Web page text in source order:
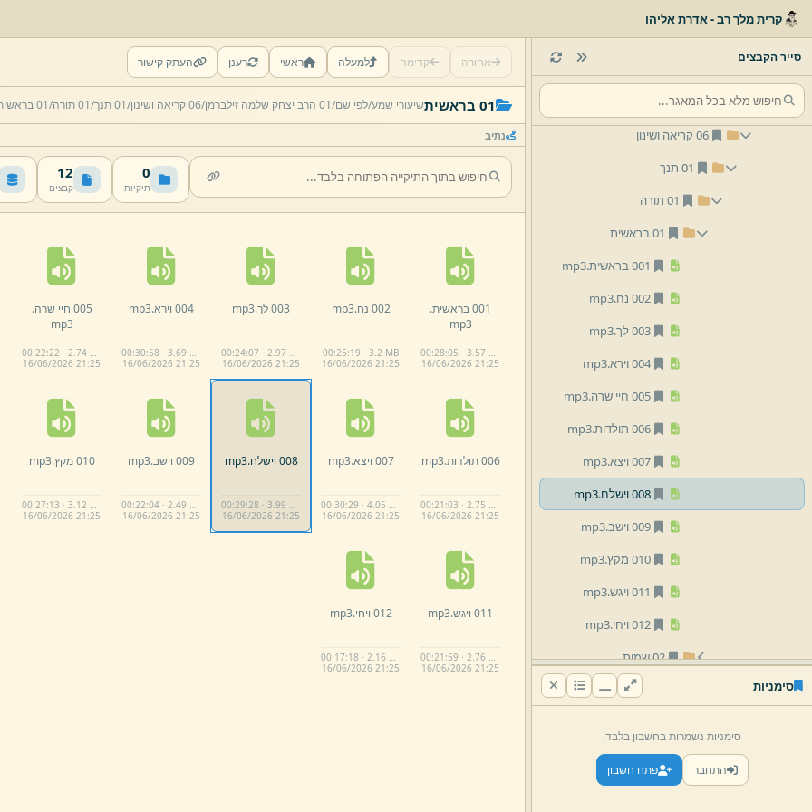
קרית מלך רב - אדרת אליהו
סייר הקבצים
03 תהילים
05 מידות
06 קריאה ושינון
01 תנך
01 תורה
01 בראשית
001 בראשית.
mp3
002 נח.
mp3
003 לך.
mp3
004 וירא.
mp3
005 חיי שרה.
mp3
006 תולדות.
mp3
007 ויצא.
mp3
008 וישלח.
mp3
009 וישב.
mp3
010 מקץ.
mp3
011 ויגש.
mp3
012 ויחי.
mp3
02 שמות
05 דברים
02 נביאים ראשונים
סימניות
סימניות נשמרות בחשבון בלבד.
התחבר פתח חשבון
אחורה קדימה למעלה ראשי רענן העתק קישור
01 בראשית שיעורי שמע/לפי שם/01 הרב יצחק שלמה זילברמן/ 06 קריאה ושינון/ 01 תנך/ 01 תורה/ 01 בראשית
נתיב
0
תיקיות
12
קבצים
001 בראשית.
mp3
00:28:05 · 3.57 MB
16/06/2026 21:25
002 נח. mp3
00:25:19 · 3.2 MB
16/06/2026 21:25
003 לך. mp3
00:24:07 · 2.97 MB
16/06/2026 21:25
004 וירא. mp3
00:30:58 · 3.69 MB
16/06/2026 21:25
005 חיי שרה.
mp3
00:22:22 · 2.74 MB
16/06/2026 21:25
006 תולדות. mp3
00:21:03 · 2.75 MB
16/06/2026 21:25
007 ויצא. mp3
00:30:29 · 4.05 MB
16/06/2026 21:25
008 וישלח. mp3
00:29:28 · 3.99 MB
16/06/2026 21:25
009 וישב. mp3
00:22:04 · 2.49 MB
16/06/2026 21:25
010 מקץ. mp3
00:27:13 · 3.12 MB
16/06/2026 21:25
011 ויגש. mp3
00:21:59 · 2.76 MB
16/06/2026 21:25
012 ויחי. mp3
00:17:18 · 2.16 MB
16/06/2026 21:25